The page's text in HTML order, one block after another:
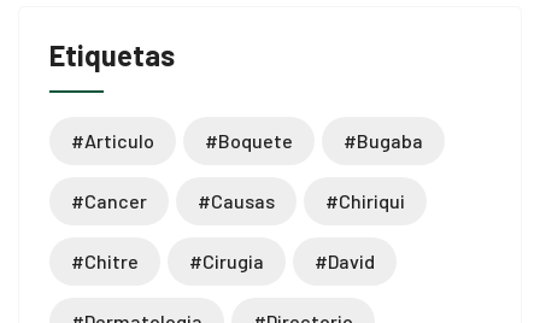
Etiquetas
#articulo #boquete #bugaba
#cancer #causas #chiriqui
#chitre #cirugia #david